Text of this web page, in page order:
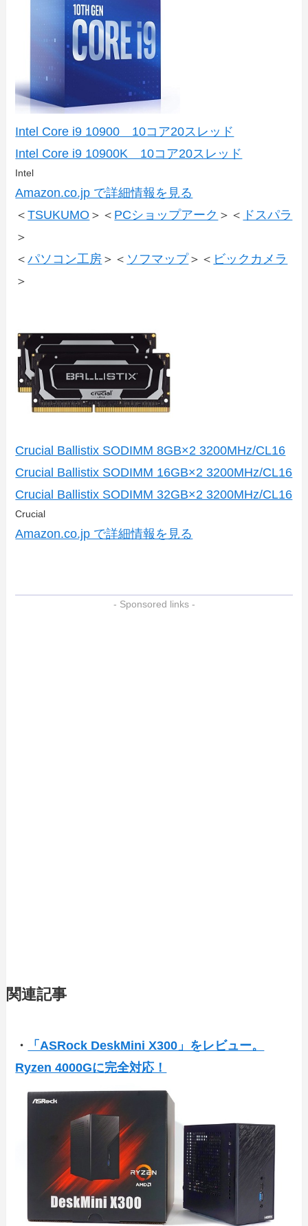
Intel Core i9 10900 10コア20スレッド
Intel Core i9 10900K 10コア20スレッド
Intel
Amazon.co.jp で詳細情報を見る
＜TSUKUMO ＞＜ PCショップアーク ＞＜ ドスパラ
＞
＜パソコン工房 ＞＜ ソフマップ＞＜ ビックカメラ
＞
Crucial Ballistix SODIMM 8GB×2 3200MHz/CL16
Crucial Ballistix SODIMM 16GB×2 3200MHz/CL16
Crucial Ballistix SODIMM 32GB×2 3200MHz/CL16
Crucial
Amazon.co.jp で詳細情報を見る
- Sponsored links -
関連記事
・
「ASRock DeskMini X300」をレビュー。
Ryzen 4000Gに完全対応！